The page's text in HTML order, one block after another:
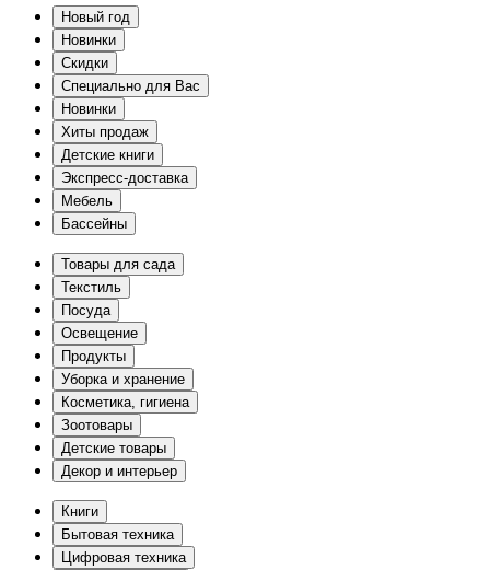
Новый год
Новинки
Скидки
Специально для Вас
Новинки
Хиты продаж
Детские книги
Экспресс-доставка
Мебель
Бассейны
Товары для сада
Текстиль
Посуда
Освещение
Продукты
Уборка и хранение
Косметика, гигиена
Зоотовары
Детские товары
Декор и интерьер
Книги
Бытовая техника
Цифровая техника